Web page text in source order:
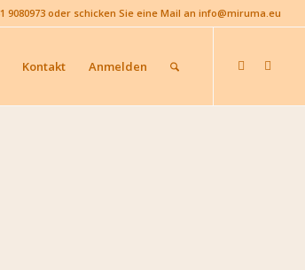
9080973 oder schicken Sie eine Mail an info@miruma.eu
Kontakt Anmelden